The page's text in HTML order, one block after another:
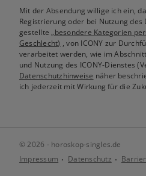
Mit der Absendung willige ich ein,
Registrierung oder bei Nutzung des
gestellte„besondere Kategorien
Geschlecht) , von ICONY zur
verarbeitet werden, wie im
und Nutzung des ICONY-Dienstes
Datenschutzhinweise näher
ich jederzeit mit Wirkung für die
© 2026 - horoskop-singles.de
Impressum
Datenschutz